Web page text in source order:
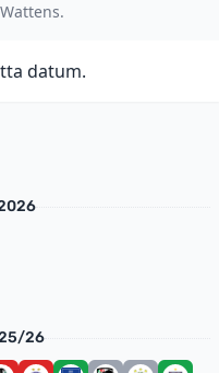
datum.
26